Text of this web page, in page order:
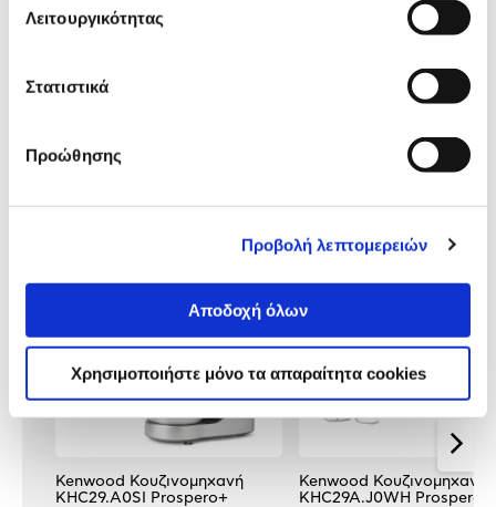
Λειτουργικότητας
Στατιστικά
Προώθησης
Προβολή λεπτομερειών
Αποδοχή όλων
Χρησιμοποιήστε μόνο τα απαραίτητα cookies
Προδιαγραφές
Αξιολογήσεις
Δες τι κλίκαραν όσοι είδαν το ίδιο
Kenwood Κουζινομηχανή
KHC29.A0SI Prospero+
Kenwood Κουζινομηχανή
KHC29A.J0WH Prospero+